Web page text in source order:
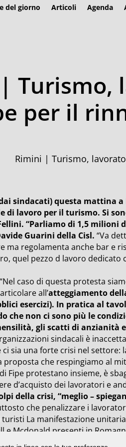
del giorno Articoli Agenda
Turismo,
per il
Rimini | Turismo,
sindacati) questa mattina
di lavoro per il turismo. Si
“Parliamo di 1,5
Guarini della Cisl. “Va
ma regolamenta anche bar e
quel pezzo d lavoro dedicato
caso di questa protesta
all’atteggiamento
esercizi). In pratica al
che non ci sono più le
gli scatti di anzianità
sindacali è
ci sia una forte crisi nel
proposta che respingiamo al
Fipe protestano insieme, è
d’acquisto dei lavoratori e
della crisi, “meglio –
che penalizzare i
La manifestazione
Mcdonald presenti in
negli autogrill”. In ottobre si